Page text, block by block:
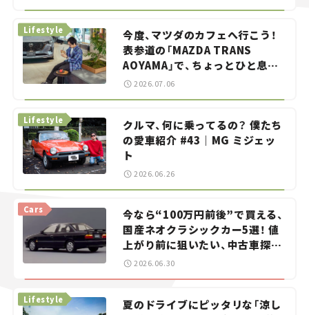
今度、マツダのカフェへ行こう！
表参道の「MAZDA TRANS
AOYAMA」で、ちょっとひと息。
——連載｜CCGとクルマでどうす
る？＜第13回＞
Lifestyle
2026.07.06
クルマ、何に乗ってるの？ 僕たち
の愛車紹介 #43｜MG ミジェッ
ト
Lifestyle
2026.06.26
今なら“100万円前後”で買える、
国産ネオクラシックカー5選！ 値
上がり前に狙いたい、中古車探し
をお手伝い――ちょっとイケてるマ
イカー選び #02
Cars
2026.06.30
夏のドライブにピッタリな「涼し
Lifestyle